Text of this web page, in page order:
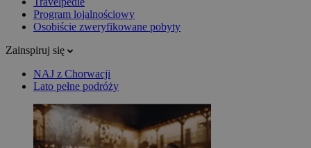
Program lojalnościowy
Osobiście zweryfikowane pobyty
Zainspiruj się
NAJ z Chorwacji
Lato pełne podróży